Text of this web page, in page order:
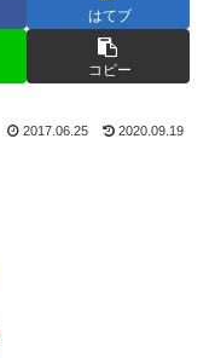
はてブ
コピー
2017.06.25 2020.09.19